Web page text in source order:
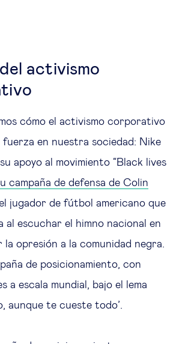
activismo
cómo el activismo corporativo
en nuestra sociedad: Nike
apoyo al movimiento “Black lives
campaña de defensa de Colin
el jugador de fútbol americano que
al escuchar el himno nacional en
opresión a la comunidad negra.
de posicionamiento, con
a escala mundial, bajo el lema
aunque te cueste todo’.